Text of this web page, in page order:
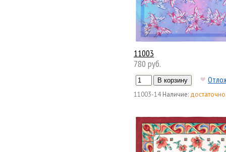
11003
780 руб.
11003-14 Наличие: достаточно